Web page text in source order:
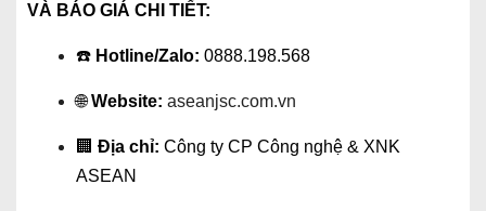
VÀ BÁO GIÁ CHI TIẾT:
☎️ Hotline/Zalo: 0888.198.568
🌐Website: aseanjsc.com.vn
🏢 Địa chỉ: Công ty CP Công nghệ & XNK
ASEAN